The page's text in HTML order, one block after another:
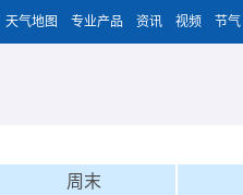
天气地图 专业产品 资讯 视频 节气
周末